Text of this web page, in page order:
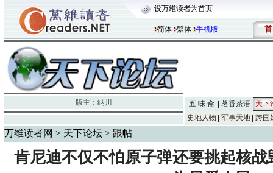
设万维读者为首页
简体 繁体 手机版 首
版主： 纳川 五 味 斋 茗香茶语
天下
史地人物
军事天地 跨国
万维读者网 > 天下论坛 > 跟帖
肯尼迪不仅不怕原子弹还要挑起核